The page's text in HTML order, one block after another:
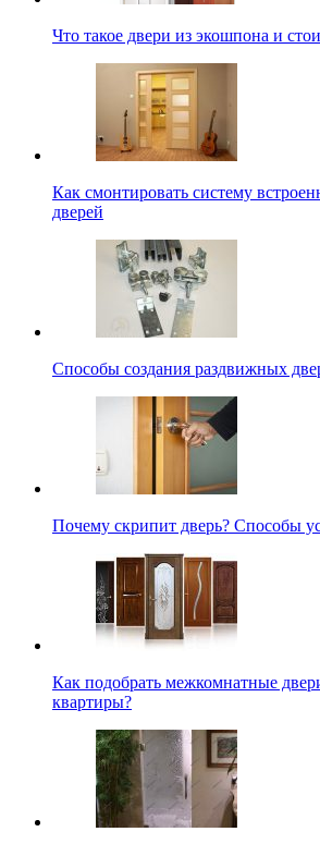
Что такое двери из экошпона и
Как смонтировать систему
дверей
Способы создания раздвижных
Почему скрипит дверь? Способы
Как подобрать межкомнатные
квартиры?